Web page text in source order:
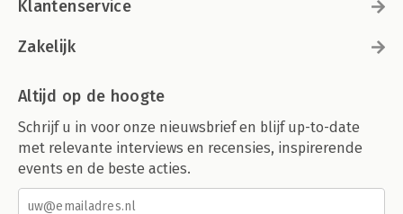
Klantenservice
Zakelijk
Altijd op de hoogte
Schrijf u in voor onze nieuwsbrief en blijf up-to-date
met relevante interviews en recensies, inspirerende
events en de beste acties.